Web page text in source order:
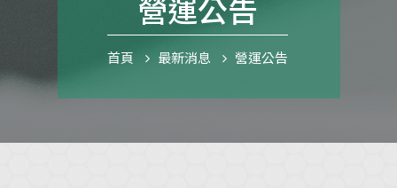
營運公告
首頁 最新消息 營運公告